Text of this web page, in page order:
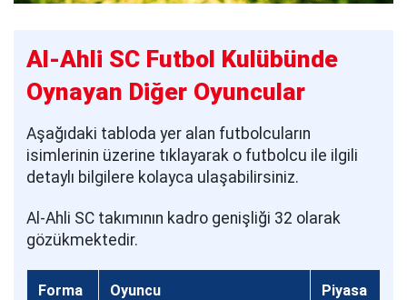
Al-Ahli SC Futbol Kulübünde
Oynayan Diğer Oyuncular
Aşağıdaki tabloda yer alan futbolcuların
isimlerinin üzerine tıklayarak o futbolcu ile ilgili
detaylı bilgilere kolayca ulaşabilirsiniz.
Al-Ahli SC takımının kadro genişliği 32 olarak
gözükmektedir.
Forma
Oyuncu
Piyasa